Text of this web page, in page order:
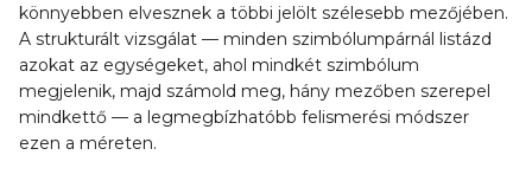
könnyebben elvesznek a többi jelölt szélesebb mezőjében.
A strukturált vizsgálat — minden szimbólumpárnál listázd
azokat az egységeket, ahol mindkét szimbólum
megjelenik, majd számold meg, hány mezőben szerepel
mindkettő — a legmegbízhatóbb felismerési módszer
ezen a méreten.